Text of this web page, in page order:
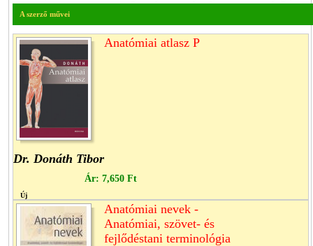
A szerző művei
Anatómiai atlasz P
Dr. Donáth Tibor
Ár: 7,650 Ft
Új
Anatómiai nevek -
Anatómiai, szövet- és
fejlődéstani terminológia